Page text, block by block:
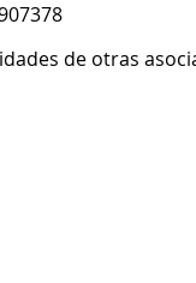
de otras